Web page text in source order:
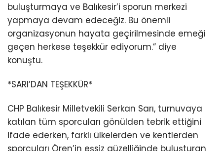
buluşturmaya ve Balıkesir’i sporun merkezi
yapmaya devam edeceğiz. Bu önemli
organizasyonun hayata geçirilmesinde emeği
geçen herkese teşekkür ediyorum.” diye
konuştu.
*SARI’DAN TEŞEKKÜR*
CHP Balıkesir Milletvekili Serkan Sarı, turnuvaya
katılan tüm sporcuları gönülden tebrik ettiğini
ifade ederken, farklı ülkelerden ve kentlerden
sporcuları Ören’in eşsiz güzelliğinde buluşturan